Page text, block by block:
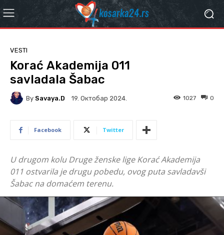
VESTI
Korać Akademija 011
savladala Šabac
By Savaya.D 19. Октобар 2024. 0
1027
Facebook Twitter
U drugom kolu Druge ženske lige Korać Akademija
011 ostvarila je drugu pobedu, ovog puta savladavši
Šabac na domaćem terenu.